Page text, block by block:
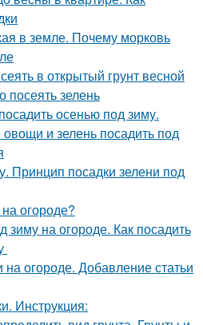
в земле. Почему морковь
в открытый грунт весной
посеять зелень
осенью под зиму.
и зелень посадить под
Принцип посадки зелени под
огороде?
зиму на огороде. Как посадить
огороде. Добавление статьи
Инструкция: